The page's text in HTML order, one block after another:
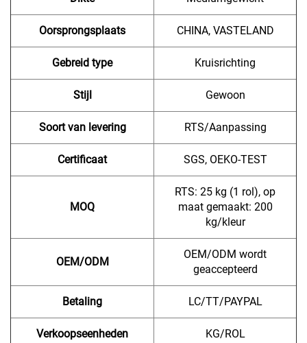
Oorsprongsplaats CHINA, VASTELAND
Gebreid type Kruisrichting
Stijl Gewoon
Soort van levering RTS/Aanpassing
Certificaat SGS, OEKO-TEST
MOQ
RTS: 25 kg (1 rol), op
maat gemaakt: 200
kg/kleur
OEM/ODM
OEM/ODM wordt
geaccepteerd
Betaling LC/TT/PAYPAL
Verkoopseenheden KG/ROL